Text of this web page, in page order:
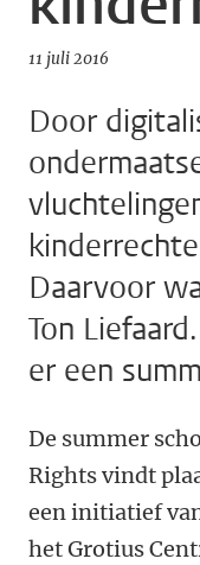
11 juli 2016
Door
Daarvoor
Ton
er een
De summer
Rights vindt
een initiatief
het Grotius